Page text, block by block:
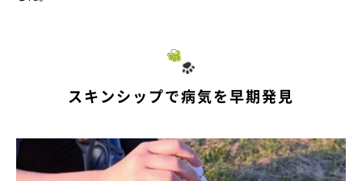
スキンシップで病気を早期発見